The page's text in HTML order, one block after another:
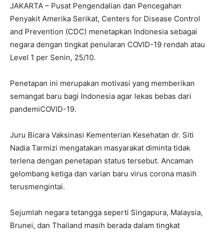
JAKARTA – Pusat Pengendalian dan Pencegahan
Penyakit Amerika Serikat, Centers for Disease Control
and Prevention (CDC) menetapkan Indonesia sebagai
negara dengan tingkat penularan COVID-19 rendah atau
Level 1 per Senin, 25/10.
Penetapan ini merupakan motivasi yang memberikan
semangat baru bagi Indonesia agar lekas bebas dari
pandemiCOVID-19.
Juru Bicara Vaksinasi Kementerian Kesehatan dr. Siti
Nadia Tarmizi mengatakan masyarakat diminta tidak
terlena dengan penetapan status tersebut. Ancaman
gelombang ketiga dan varian baru virus corona masih
terusmengintai.
Sejumlah negara tetangga seperti Singapura, Malaysia,
Brunei, dan Thailand masih berada dalam tingkat